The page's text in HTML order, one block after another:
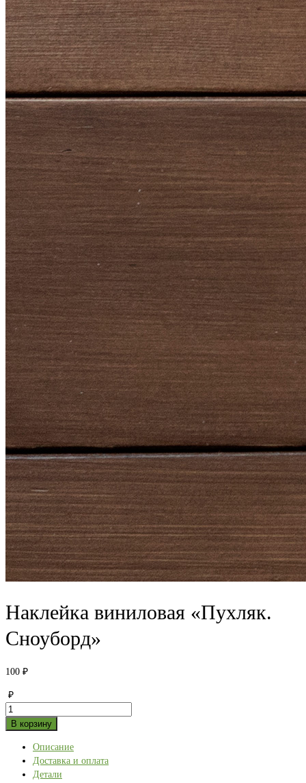
Наклейка виниловая «Пухляк.
Сноуборд»
100 ₽
₽
Количество
товара
виниловая
"Пухляк.
Сноуборд"
В корзину
Описание
Доставка и оплата
Детали